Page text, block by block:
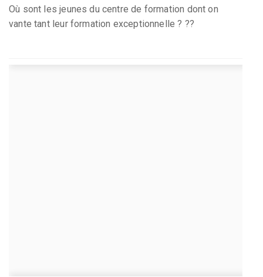
Où sont les jeunes du centre de formation dont on
vante tant leur formation exceptionnelle ? ??